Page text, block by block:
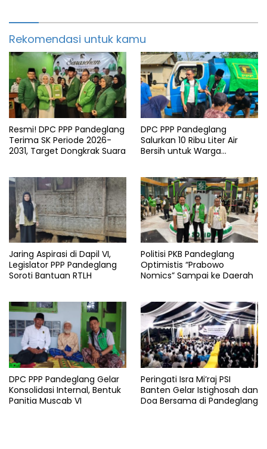
Rekomendasi untuk kamu
Resmi! DPC PPP Pandeglang
Terima SK Periode 2026-
2031, Target Dongkrak Suara
DPC PPP Pandeglang
Salurkan 10 Ribu Liter Air
Bersih untuk Warga
Jaring Aspirasi di Dapil VI,
Legislator PPP Pandeglang
Soroti Bantuan RTLH
Politisi PKB Pandeglang
Optimistis “Prabowo
Nomics” Sampai ke Daerah
DPC PPP Pandeglang Gelar
Konsolidasi Internal, Bentuk
Panitia Muscab VI
Peringati Isra Mi’raj PSI
Banten Gelar Istighosah dan
Doa Bersama di Pandeglang